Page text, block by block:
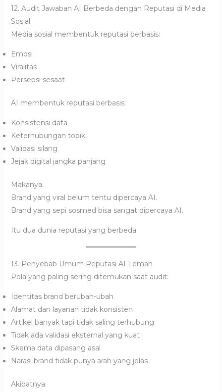
12. Audit Jawaban AI Berbeda dengan Reputasi di Media
Sosial
Media sosial membentuk reputasi berbasis:
Emosi
Viralitas
Persepsi sesaat
AI membentuk reputasi berbasis:
Konsistensi data
Keterhubungan topik
Validasi silang
Jejak digital jangka panjang
Makanya:
Brand yang viral belum tentu dipercaya AI.
Brand yang sepi sosmed bisa sangat dipercaya AI.
Itu dua dunia reputasi yang berbeda.
13. Penyebab Umum Reputasi AI Lemah
Pola yang paling sering ditemukan saat audit:
Identitas brand berubah-ubah
Alamat dan layanan tidak konsisten
Artikel banyak tapi tidak saling terhubung
Tidak ada validasi eksternal yang kuat
Skema data dipasang asal
Narasi brand tidak punya arah yang jelas
Akibatnya: